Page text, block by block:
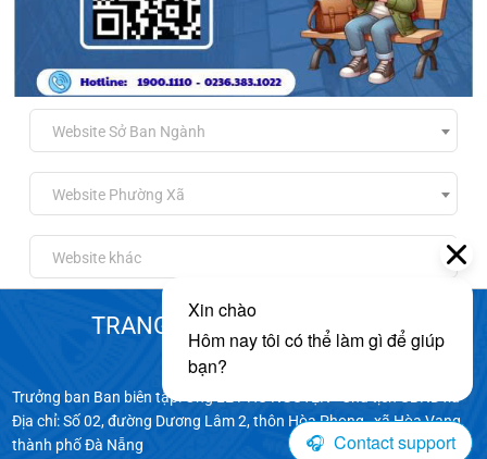
Website Sở Ban Ngành
Website Phường Xã
Website khác
TRANG THÔNG TIN ĐIỆN TỬ
XÃ HÒA VANG
Trưởng ban Ban biên tập: Ông LÊ PHÚ NGUYỆN - Chủ tịch UBND xã
Địa chỉ: Số 02, đường Dương Lâm 2, thôn Hòa Phong , xã Hòa Vang,
thành phố Đà Nẵng